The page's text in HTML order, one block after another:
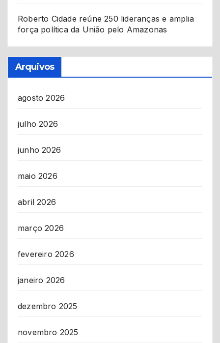
Roberto Cidade reúne 250 lideranças e amplia
força política da União pelo Amazonas
Arquivos
agosto 2026
julho 2026
junho 2026
maio 2026
abril 2026
março 2026
fevereiro 2026
janeiro 2026
dezembro 2025
novembro 2025